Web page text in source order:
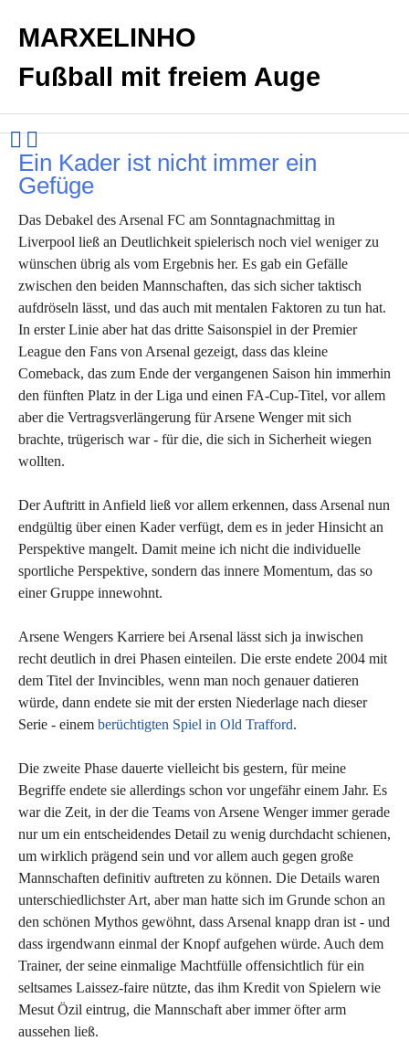
MARXELINHO
Fußball mit freiem Auge
Ein Kader ist nicht immer ein
Gefüge
Das Debakel des Arsenal FC am Sonntagnachmittag in
Liverpool ließ an Deutlichkeit spielerisch noch viel weniger zu
wünschen übrig als vom Ergebnis her. Es gab ein Gefälle
zwischen den beiden Mannschaften, das sich sicher taktisch
aufdröseln lässt, und das auch mit mentalen Faktoren zu tun hat.
In erster Linie aber hat das dritte Saisonspiel in der Premier
League den Fans von Arsenal gezeigt, dass das kleine
Comeback, das zum Ende der vergangenen Saison hin immerhin
den fünften Platz in der Liga und einen FA-Cup-Titel, vor allem
aber die Vertragsverlängerung für Arsene Wenger mit sich
brachte, trügerisch war - für die, die sich in Sicherheit wiegen
wollten.
Der Auftritt in Anfield ließ vor allem erkennen, dass Arsenal nun
endgültig über einen Kader verfügt, dem es in jeder Hinsicht an
Perspektive mangelt. Damit meine ich nicht die individuelle
sportliche Perspektive, sondern das innere Momentum, das so
einer Gruppe innewohnt.
Arsene Wengers Karriere bei Arsenal lässt sich ja inwischen
recht deutlich in drei Phasen einteilen. Die erste endete 2004 mit
dem Titel der Invincibles, wenn man noch genauer datieren
würde, dann endete sie mit der ersten Niederlage nach dieser
Serie - einem berüchtigten Spiel in Old Trafford.
Die zweite Phase dauerte vielleicht bis gestern, für meine
Begriffe endete sie allerdings schon vor ungefähr einem Jahr. Es
war die Zeit, in der die Teams von Arsene Wenger immer gerade
nur um ein entscheidendes Detail zu wenig durchdacht schienen,
um wirklich prägend sein und vor allem auch gegen große
Mannschaften definitiv auftreten zu können. Die Details waren
unterschiedlichster Art, aber man hatte sich im Grunde schon an
den schönen Mythos gewöhnt, dass Arsenal knapp dran ist - und
dass irgendwann einmal der Knopf aufgehen würde. Auch dem
Trainer, der seine einmalige Machtfülle offensichtlich für ein
seltsames Laissez-faire nützte, das ihm Kredit von Spielern wie
Mesut Özil eintrug, die Mannschaft aber immer öfter arm
aussehen ließ.